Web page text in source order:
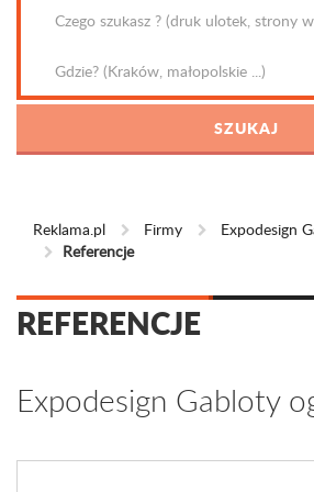
Reklama.pl Firmy
Expodesign
Referencje
REFERENCJE
Expodesign Gabloty